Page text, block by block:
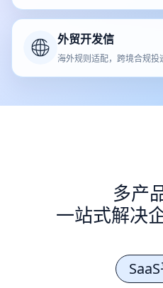
外贸开发信
海外规则适配，跨境合规投
多产
一站式解决